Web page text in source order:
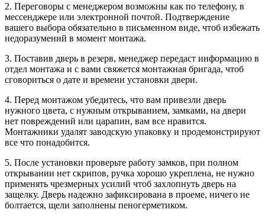
2. Переговоры с менеджером возможны как по телефону, в
мессенджере или электронной почтой. Подтверждение
вашего выбора обязательно в письменном виде, чтоб избежать
недоразумений в момент монтажа.
3. Поставив дверь в резерв, менеджер передаст информацию в
отдел монтажа и с вами свяжется монтажная бригада, чтоб
сговориться о дате и времени установки двери.
4. Перед монтажом убедитесь, что вам привезли дверь
нужного цвета, с нужным открыванием, замками, на двери
нет повреждений или царапин, вам все нравится.
Монтажники удалят заводскую упаковку и продемонстрируют
все что понадобится.
5. После установки проверьте работу замков, при полном
открывании нет скрипов, ручка хорошо укреплена, не нужно
применять чрезмерных усилий чтоб захлопнуть дверь на
защелку. Дверь надежно зафиксирована в проеме, ничего не
болтается, щели заполнены пеногерметиком.